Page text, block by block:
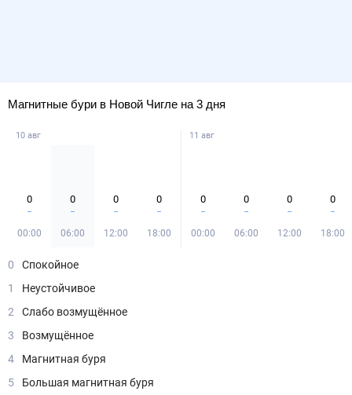
Магнитные бури в Новой Чигле на 3 дня
10 авг
0
00:00
0
06:00
0
12:00
0
18:00
11 авг
0
00:00
0
06:00
0
12:00
0
18:00
0
Спокойное
1
Неустойчивое
2
Слабо возмущённое
3
Возмущённое
4
Магнитная буря
5
Большая магнитная буря